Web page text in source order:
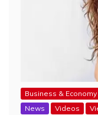
Business & Economy
News
Videos